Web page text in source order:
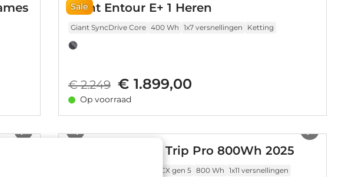
Sale
Giant Entour E+ 1 Heren
Giant SyncDrive Core 400 Wh 1x7 versnellingen Ketting
€ 2.249 € 1.899,00
Op voorraad
Diamant Suvea Trip Pro 800Wh 2025
Bosch Performance Line CX gen 5 800 Wh 1x11 versnellingen